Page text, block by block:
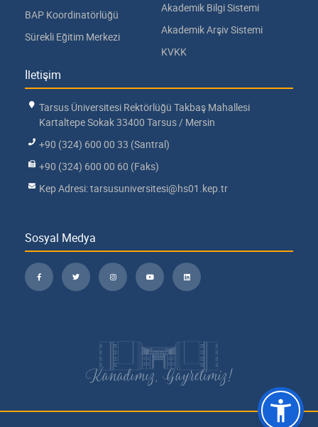
BAP Koordinatörlüğü
Sürekli Eğitim Merkezi
Akademik Bilgi Sistemi
Akademik Arşiv Sistemi
KVKK
İletişim
Tarsus Üniversitesi Rektörlüğü Takbaş Mahallesi
Kartaltepe Sokak 33400 Tarsus / Mersin
+90 (324) 600 00 33 (Santral)
+90 (324) 600 00 60 (Faks)
Kep Adresi: tarsusuniversitesi@hs01.kep.tr
Sosyal Medya
Kanadımız, Gayretimiz!